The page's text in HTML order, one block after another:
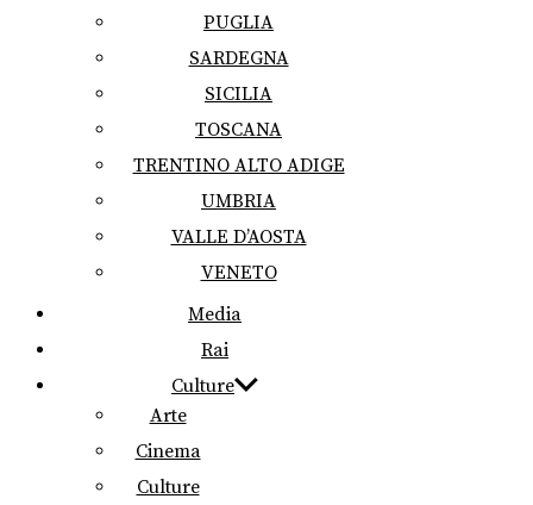
PUGLIA
SARDEGNA
SICILIA
TOSCANA
TRENTINO ALTO ADIGE
UMBRIA
VALLE D’AOSTA
VENETO
Media
Rai
Culture
Arte
Cinema
Culture